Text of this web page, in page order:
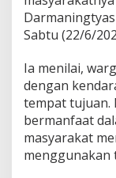
Sabtu (22/6/
Ia menilai,
dengan
tempat tujuan.
bermanfaat
masyarakat
menggunakan